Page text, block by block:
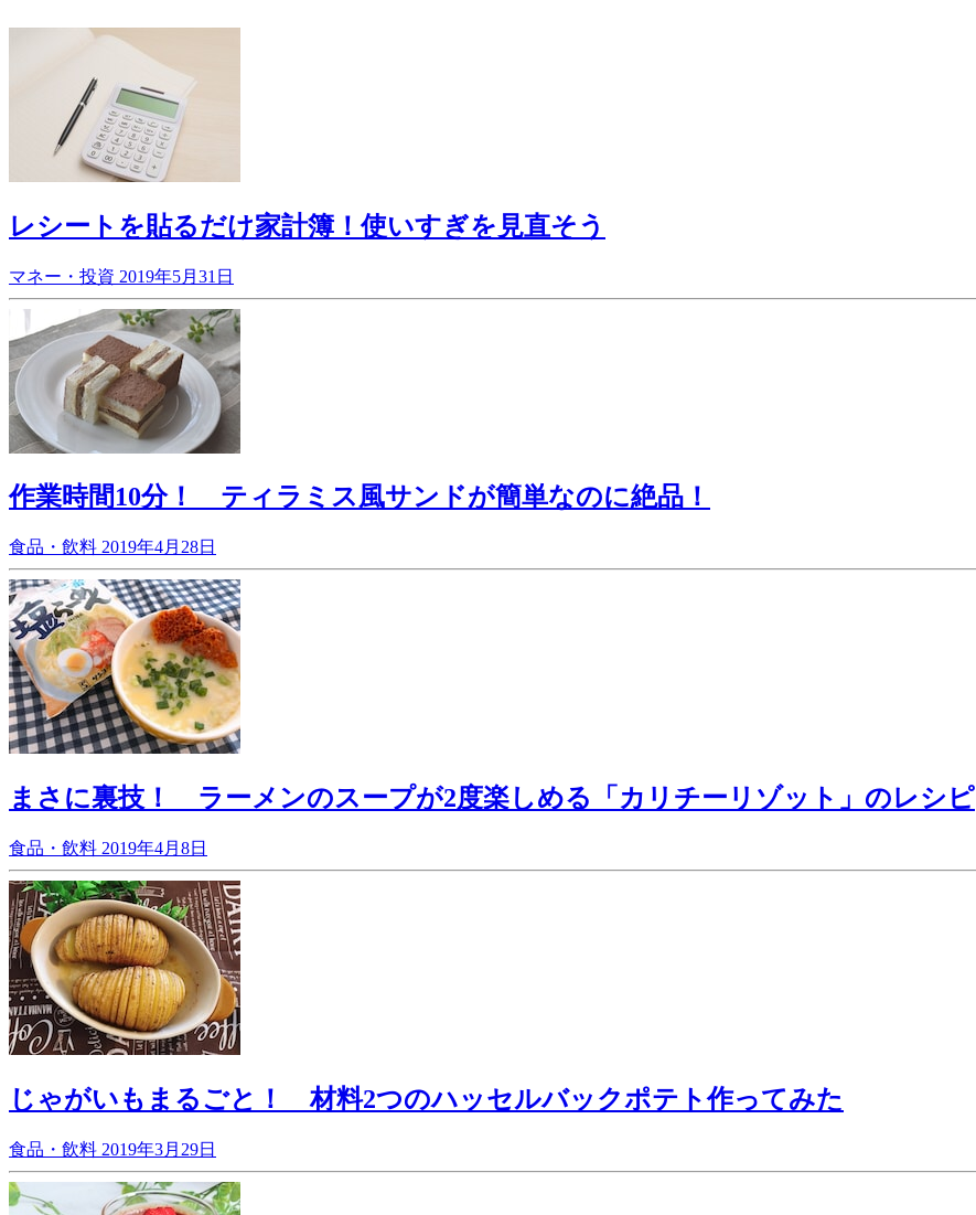
レシートを貼るだけ家計簿！使いすぎを見直そう
マネー・投資 2019年5月31日
作業時間10分！ ティラミス風サンドが簡単なのに絶品！
食品・飲料 2019年4月28日
まさに裏技！ ラーメンのスープが2度楽しめる「カリチーリゾット」のレシピ
食品・飲料 2019年4月8日
じゃがいもまるごと！ 材料2つのハッセルバックポテト作ってみた
食品・飲料 2019年3月29日